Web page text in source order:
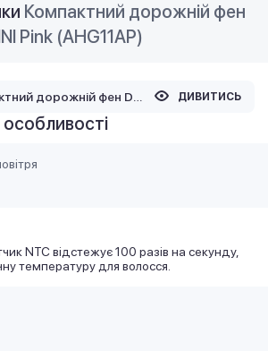
Компактний дорожній фен
Pink (AHG11AP)
ДИВИТИСЬ
особливості
NTC відстежує 100 разів на секунду,
температуру для волосся.